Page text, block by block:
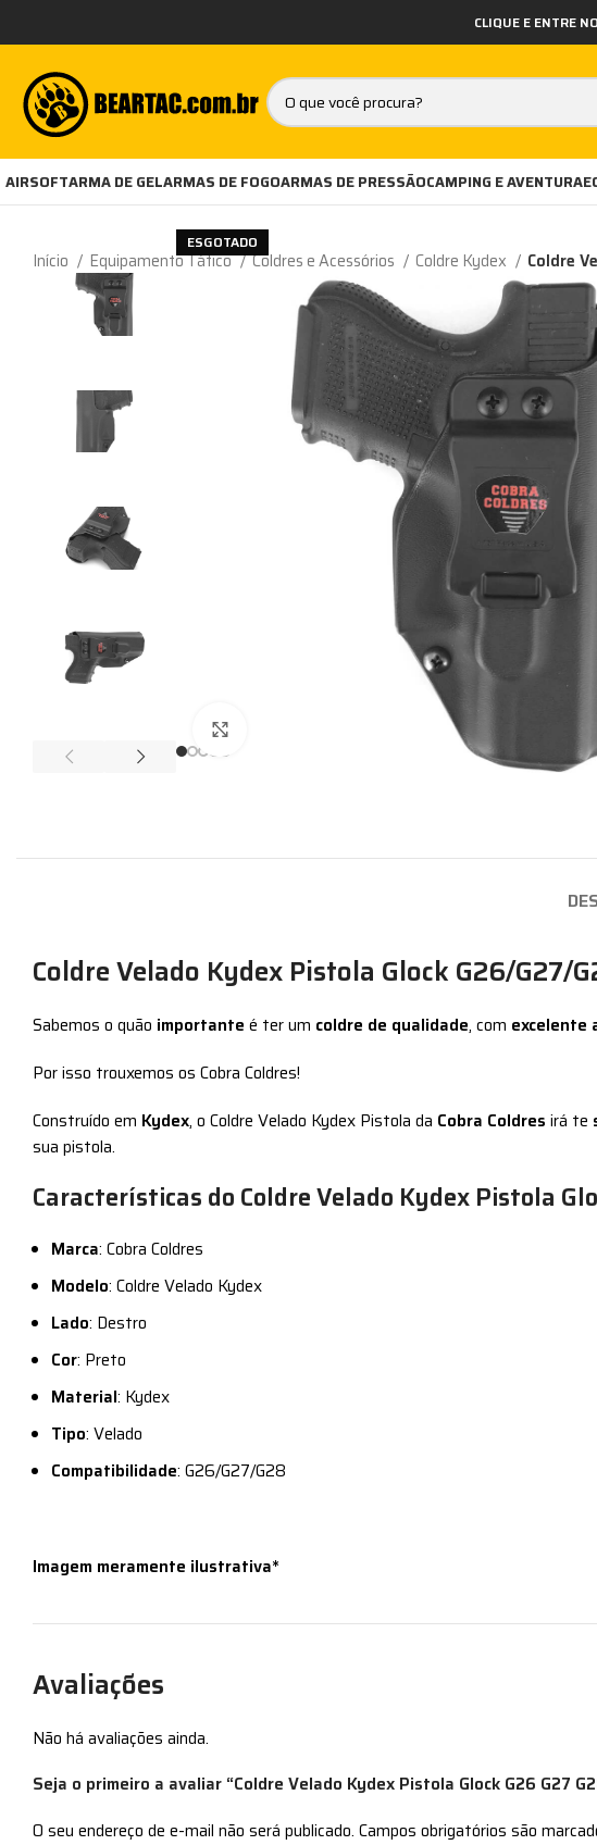
CLIQUE E ENTRE
AIRSOFTARMA DE GELARMAS DE FOGOARMAS DE PRESSÃOCAMPING E AVENTURA
Início Equipamento Tático Coldres e Acessórios Coldre Kydex Coldre
ESGOTADO
Coldre Velado Kydex Pistola Glock G26/G27/
Sabemos o quão importante é ter um coldre de qualidade, com excelente
Por isso trouxemos os Cobra Coldres!
Construído em Kydex, o Coldre Velado Kydex Pistola da Cobra Coldres irá te
sua pistola.
Características do Coldre Velado Kydex Pistola
Marca: Cobra Coldres
Modelo: Coldre Velado Kydex
Lado: Destro
Cor: Preto
Material: Kydex
Tipo: Velado
Compatibilidade: G26/G27/G28
Imagem meramente ilustrativa*
Avaliações
Não há avaliações ainda.
Seja o primeiro a avaliar “Coldre Velado Kydex Pistola Glock G26 G27
O seu endereço de e-mail não será publicado. Campos obrigatórios são